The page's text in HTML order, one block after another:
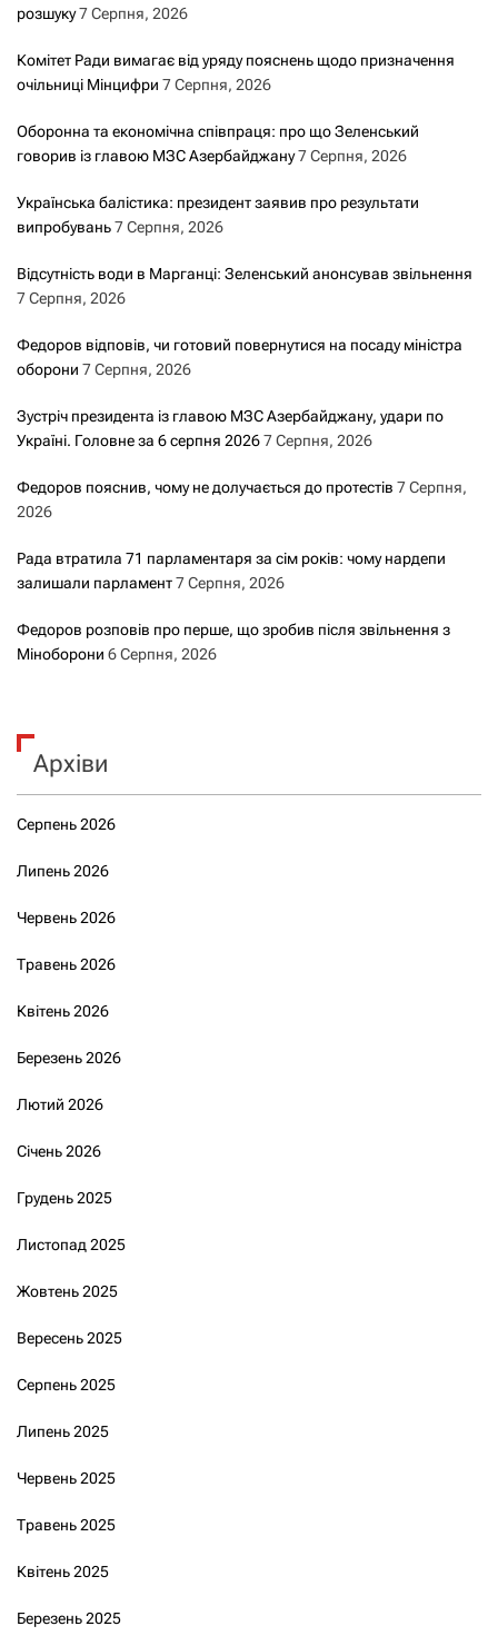
розшуку7 Серпня, 2026
Комітет Ради вимагає від уряду пояснень щодо призначення
очільниці Мінцифри 7 Серпня, 2026
Оборонна та економічна співпраця: про що Зеленський
говорив із главою МЗС Азербайджану7 Серпня, 2026
Українська балістика: президент заявив про результати
випробувань7 Серпня, 2026
Відсутність води в Марганці: Зеленський анонсував звільнення
7 Серпня, 2026
Федоров відповів, чи готовий повернутися на посаду міністра
оборони 7 Серпня, 2026
Зустріч президента із главою МЗС Азербайджану, удари по
Україні. Головне за 6 серпня 20267 Серпня, 2026
Федоров пояснив, чому не долучається до протестів 7 Серпня,
2026
Рада втратила 71 парламентаря за сім років: чому нардепи
залишали парламент7 Серпня, 2026
Федоров розповів про перше, що зробив після звільнення з
Міноборони 6 Серпня, 2026
Архіви
Серпень 2026
Липень 2026
Червень 2026
Травень 2026
Квітень 2026
Березень 2026
Лютий 2026
Січень 2026
Грудень 2025
Листопад 2025
Жовтень 2025
Вересень 2025
Серпень 2025
Липень 2025
Червень 2025
Травень 2025
Квітень 2025
Березень 2025